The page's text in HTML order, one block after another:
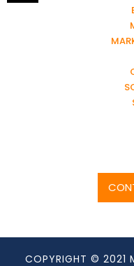
COPYRIGHT © 2021